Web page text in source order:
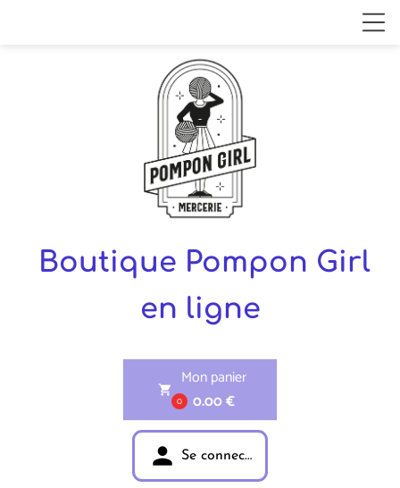
Boutique Pompon Girl
en ligne
shopping_cart
0
Mon panier
0.00 €
person Se connecter